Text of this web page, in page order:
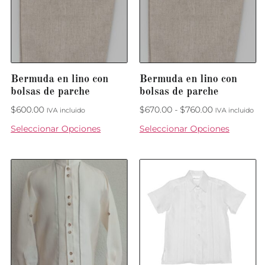
Bermuda en lino con
bolsas de parche
$600.00 IVA incluido
Seleccionar Opciones
Bermuda en lino con
bolsas de parche
$670.00 - $760.00 IVA incluido
Seleccionar Opciones